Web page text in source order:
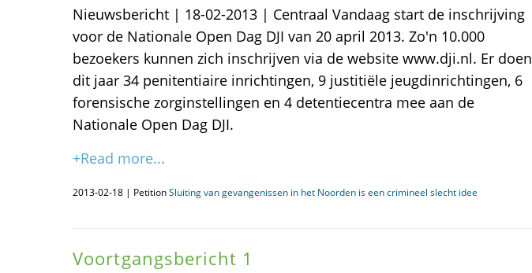
Nieuwsbericht | 18-02-2013 | Centraal Vandaag start de inschrijving
voor de Nationale Open Dag DJI van 20 april 2013. Zo'n 10.000
bezoekers kunnen zich inschrijven via de website www.dji.nl. Er doen
dit jaar 34 penitentiaire inrichtingen, 9 justitiële jeugdinrichtingen, 6
forensische zorginstellingen en 4 detentiecentra mee aan de
Nationale Open Dag DJI.
+Read more...
2013-02-18 | PetitionSluiting van gevangenissen in het Noorden is een crimineel slecht idee
Voortgangsbericht 1